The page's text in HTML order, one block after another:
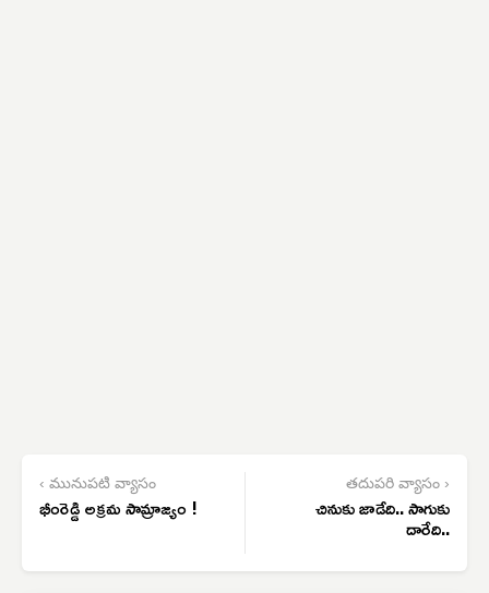
‹ మునుపటి వ్యాసం
భీంరెడ్డి అక్రమ సామ్రాజ్యం !
తదుపరి వ్యాసం ›
చినుకు జాడేది.. సాగుకు
దారేది..